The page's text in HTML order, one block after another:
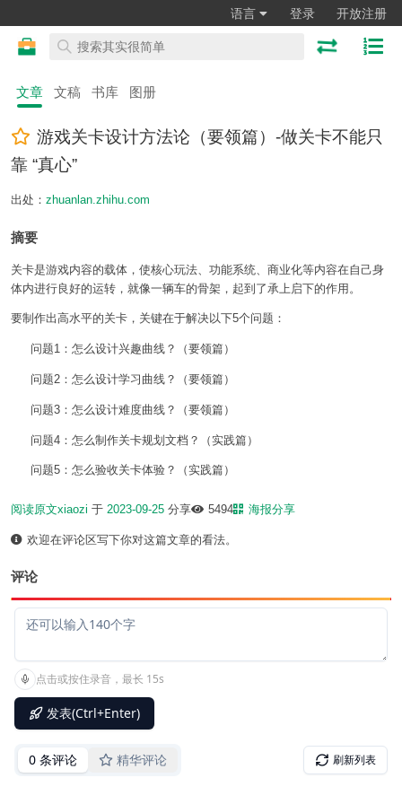
语言 登录 开放注册
文章 文稿 书库 图册
游戏关卡设计方法论（要领篇）-做关卡不能只
靠 “真心”
出处： zhuanlan.zhihu.com
摘要
关卡是游戏内容的载体，使核心玩法、功能系统、商业化等内容在自己身
体内进行良好的运转，就像一辆车的骨架，起到了承上启下的作用。
要制作出高水平的关卡，关键在于解决以下5个问题：
问题1：怎么设计兴趣曲线？（要领篇）
问题2：怎么设计学习曲线？（要领篇）
问题3：怎么设计难度曲线？（要领篇）
问题4：怎么制作关卡规划文档？（实践篇）
问题5：怎么验收关卡体验？（实践篇）
阅读原文xiaozi 于 2023-09-25 分享 5494 海报分享
欢迎在评论区写下你对这篇文章的看法。
评论